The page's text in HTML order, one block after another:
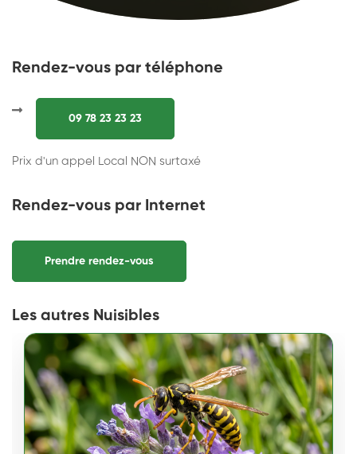
Rendez-vous par téléphone
09 78 23 23 23
Prix d'un appel Local NON surtaxé
Rendez-vous par Internet
Prendre rendez-vous
Les autres Nuisibles